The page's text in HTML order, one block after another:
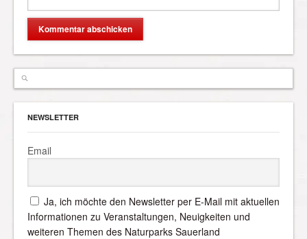
NEWSLETTER
Email
Ja, ich möchte den Newsletter per E-Mail mit aktuellen
Informationen zu Veranstaltungen, Neuigkeiten und
weiteren Themen des Naturparks Sauerland